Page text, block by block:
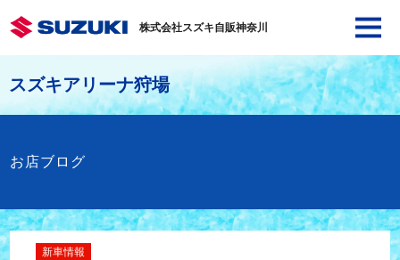
株式会社スズキ自販神奈川
スズキアリーナ狩場
お店ブログ
新車情報